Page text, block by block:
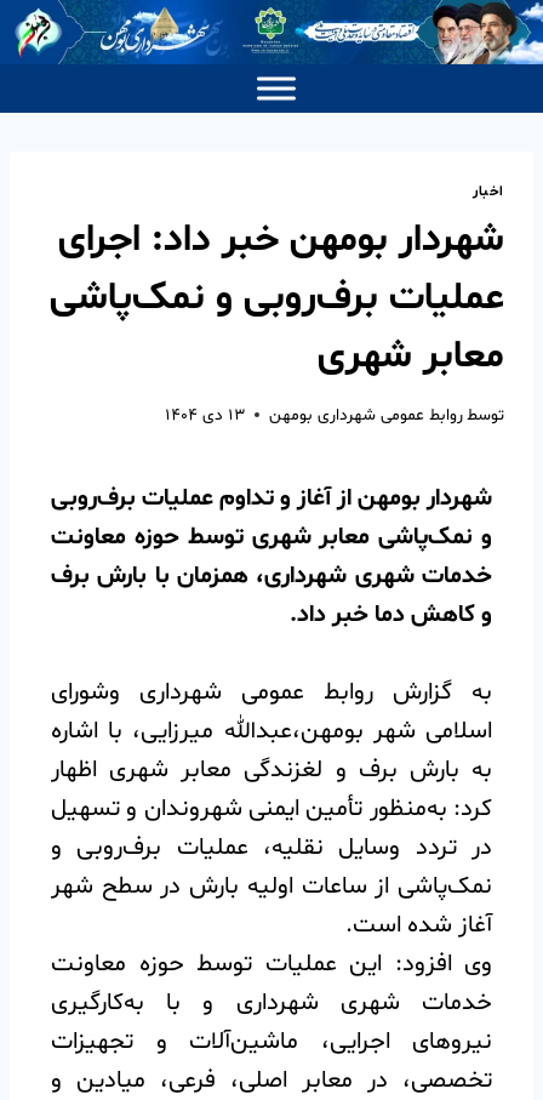
اخبار
شهردار بومهن خبر داد: اجرای
عملیات برف‌روبی و نمک‌پاشی
معابر شهری
توسطروابط عمومی شهرداری بومهن ۱۳ دی ۱۴۰۴
شهردار بومهن از آغاز و تداوم عملیات برف‌روبی
و نمک‌پاشی معابر شهری توسط حوزه معاونت
خدمات شهری شهرداری، همزمان با بارش برف
و کاهش دما خبر داد.
به گزارش روابط عمومی شهرداری و‌شورای
اسلامی شهر بومهن،عبدالله میرزایی، با اشاره
به بارش برف و لغزندگی معابر شهری اظهار
کرد: به‌منظور تأمین ایمنی شهروندان و تسهیل
در تردد وسایل نقلیه، عملیات برف‌روبی و
نمک‌پاشی از ساعات اولیه بارش در سطح شهر
آغاز شده است.
وی افزود: این عملیات توسط حوزه معاونت
خدمات شهری شهرداری و با به‌کارگیری
نیروهای اجرایی، ماشین‌آلات و تجهیزات
تخصصی، در معابر اصلی، فرعی، میادین و